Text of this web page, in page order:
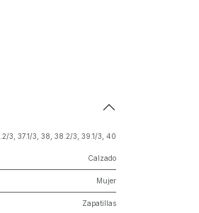
3 37.1/3 38 38.2/3 39.1/3 40
Calzado
Mujer
Zapatillas